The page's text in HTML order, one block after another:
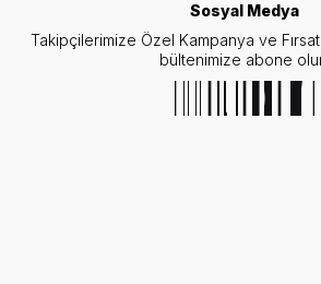
Sosyal Medya
Takipçilerimize Özel Kampanya ve
bültenimize abone